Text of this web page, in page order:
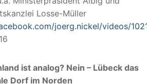
Losse-Müller
joerg.nickel/videos/
ist analog? Nein – Lübeck das
Dorf im Norden